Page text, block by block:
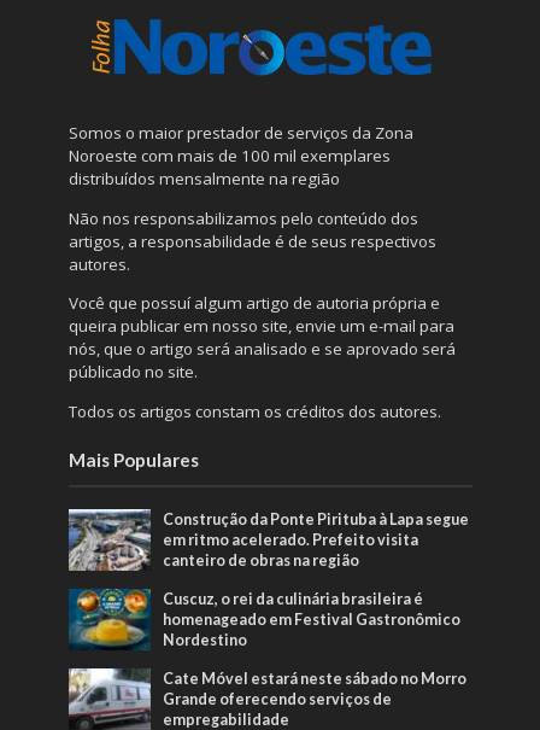
Somos o maior prestador de serviços da Zona
Noroeste com mais de 100 mil exemplares
distribuídos mensalmente na região
Não nos responsabilizamos pelo conteúdo dos
artigos, a responsabilidade é de seus respectivos
autores.
Você que possuí algum artigo de autoria própria e
queira publicar em nosso site, envie um e-mail para
nós, que o artigo será analisado e se aprovado será
públicado no site.
Todos os artigos constam os créditos dos autores.
Mais Populares
Construção da Ponte Pirituba à Lapa segue
em ritmo acelerado. Prefeito visita
canteiro de obras na região
Cuscuz, o rei da culinária brasileira é
homenageado em Festival Gastronômico
Nordestino
Cate Móvel estará neste sábado no Morro
Grande oferecendo serviços de
empregabilidade